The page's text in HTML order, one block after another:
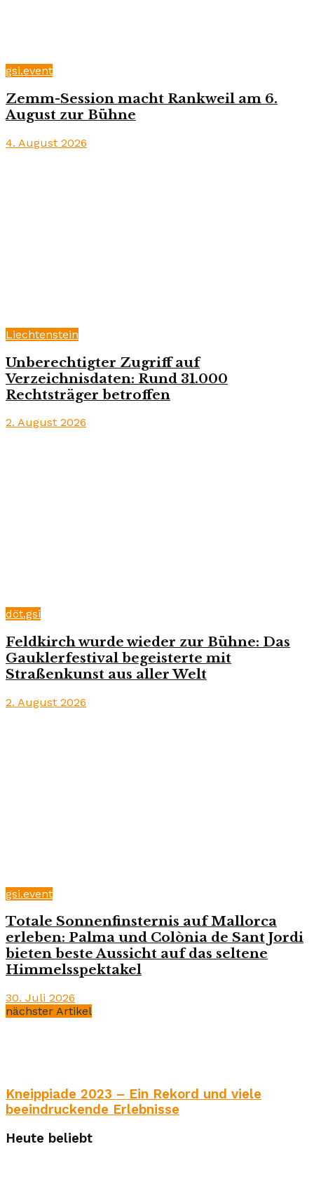
gsi.event
Zemm-Session macht Rankweil am 6.
August zur Bühne
4. August 2026
Liechtenstein
Unberechtigter Zugriff auf
Verzeichnisdaten: Rund 31.000
Rechtsträger betroffen
2. August 2026
döt.gsi
Feldkirch wurde wieder zur Bühne: Das
Gauklerfestival begeisterte mit
Straßenkunst aus aller Welt
2. August 2026
gsi.event
Totale Sonnenfinsternis auf Mallorca
erleben: Palma und Colònia de Sant Jordi
bieten beste Aussicht auf das seltene
Himmelsspektakel
30. Juli 2026
nächster Artikel
Kneippiade 2023 – Ein Rekord und viele
beeindruckende Erlebnisse
Heute beliebt